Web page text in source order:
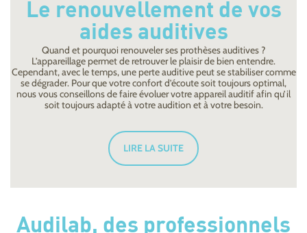
Le renouvellement de vos
aides auditives
Quand et pourquoi renouveler ses prothèses auditives ?
L’appareillage permet de retrouver le plaisir de bien entendre.
Cependant, avec le temps, une perte auditive peut se stabiliser comme
se dégrader. Pour que votre confort d’écoute soit toujours optimal,
nous vous conseillons de faire évoluer votre appareil auditif afin qu’il
soit toujours adapté à votre audition et à votre besoin.
LIRE LA SUITE
Audilab, des professionnels